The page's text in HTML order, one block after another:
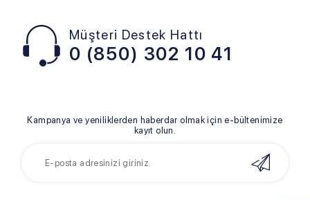
Müşteri Destek Hattı
0 (850) 302 10 41
Kampanya ve yeniliklerden haberdar olmak için e-bültenimize
kayıt olun.